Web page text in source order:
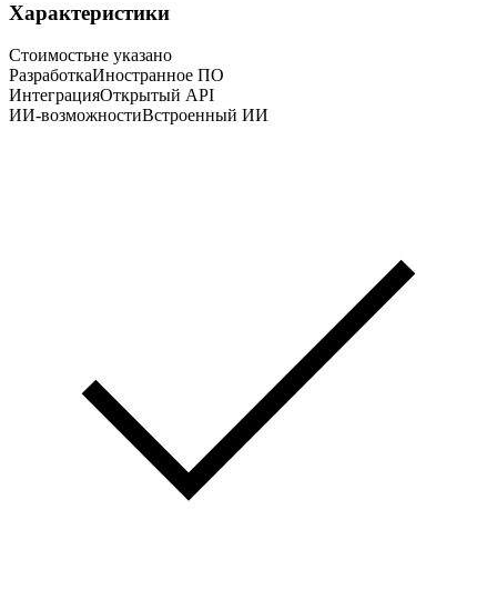
Характеристики
Стоимостьне указано
РазработкаИностранное ПО
ИнтеграцияОткрытый API
ИИ-возможностиВстроенный ИИ